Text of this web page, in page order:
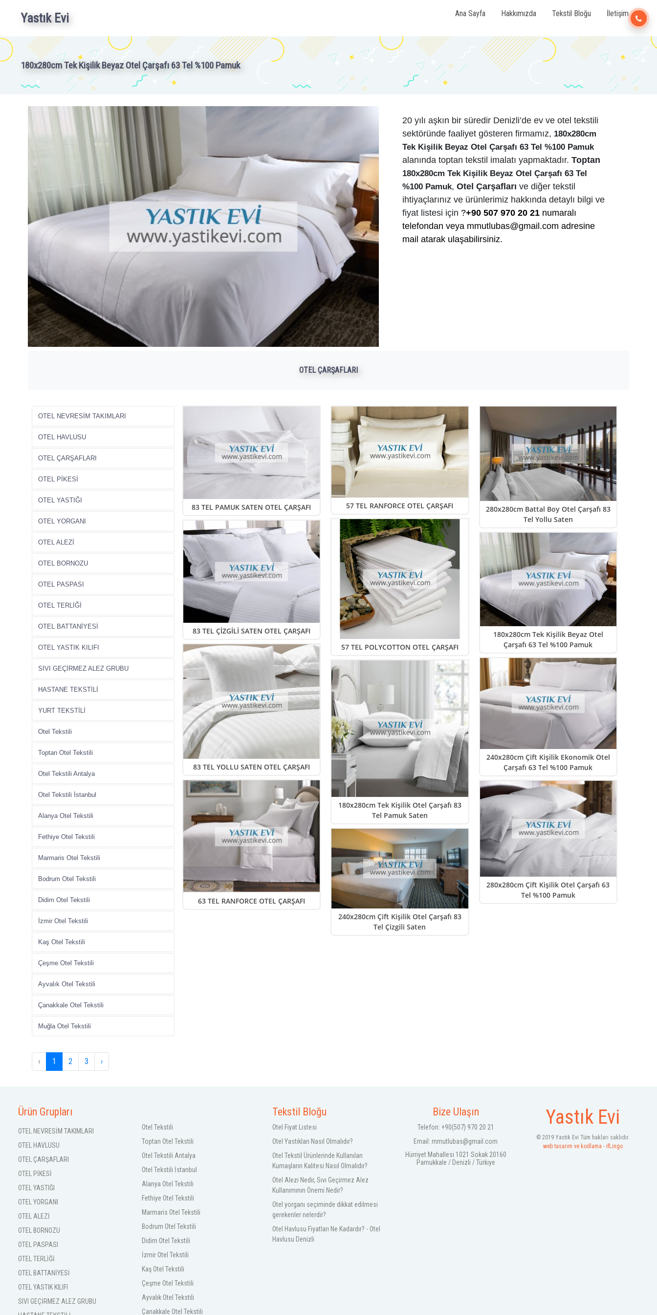
Yastık Evi Ana Sayfa Hakkımızda Tekstil Bloğu İletişim
180x280cm Tek Kişilik Beyaz Otel Çarşafı 63 Tel %100 Pamuk
20 yılı aşkın bir süredir Denizli’de ev ve otel tekstili
sektöründe faaliyet gösteren firmamız, 180x280cm
Tek Kişilik Beyaz Otel Çarşafı 63 Tel %100 Pamuk
alanında toptan tekstil imalatı yapmaktadır. Toptan
180x280cm Tek Kişilik Beyaz Otel Çarşafı 63 Tel
%100 Pamuk, Otel Çarşafları ve diğer tekstil
ihtiyaçlarınız ve ürünlerimiz hakkında detaylı bilgi ve
fiyat listesi için ?+90 507 970 20 21numaralı
telefondan veya mmutlubas@gmail.com adresine
mail atarak ulaşabilirsiniz.
OTEL ÇARŞAFLARI
OTEL NEVRESİM TAKIMLARI
OTEL HAVLUSU
OTEL ÇARŞAFLARI
OTEL PİKESİ
OTEL YASTIĞI
OTEL YORGANI
OTEL ALEZİ
OTEL BORNOZU
OTEL PASPASI
OTEL TERLİĞİ
OTEL BATTANİYESİ
OTEL YASTIK KILIFI
SIVI GEÇİRMEZ ALEZ GRUBU
HASTANE TEKSTİLİ
YURT TEKSTİLİ
Otel Tekstili
Toptan Otel Tekstili
Otel Tekstili Antalya
Otel Tekstili İstanbul
Alanya Otel Tekstili
Fethiye Otel Tekstili
Marmaris Otel Tekstili
Bodrum Otel Tekstili
Didim Otel Tekstili
İzmir Otel Tekstili
Kaş Otel Tekstili
Çeşme Otel Tekstili
Ayvalık Otel Tekstili
Çanakkale Otel Tekstili
Muğla Otel Tekstili
83 TEL PAMUK SATEN OTEL ÇARŞAFI
83 TEL ÇİZGİLİ SATEN OTEL ÇARŞAFI
83 TEL YOLLU SATEN OTEL ÇARŞAFI
63 TEL RANFORCE OTEL ÇARŞAFI
57 TEL RANFORCE OTEL ÇARŞAFI
57 TEL POLYCOTTON OTEL ÇARŞAFI
180x280cm Tek Kişilik Otel Çarşafı 83
Tel Pamuk Saten
240x280cm Çift Kişilik Otel Çarşafı 83
Tel Çizgili Saten
280x280cm Battal Boy Otel Çarşafı 83
Tel Yollu Saten
180x280cm Tek Kişilik Beyaz Otel
Çarşafı 63 Tel %100 Pamuk
240x280cm Çift Kişilik Ekonomik Otel
Çarşafı 63 Tel %100 Pamuk
280x280cm Çift Kişilik Otel Çarşafı 63
Tel %100 Pamuk
‹ 1 2 3 ›
Ürün Grupları
OTEL NEVRESİM TAKIMLARI
OTEL HAVLUSU
OTEL ÇARŞAFLARI
OTEL PİKESİ
OTEL YASTIĞI
OTEL YORGANI
OTEL ALEZİ
OTEL BORNOZU
OTEL PASPASI
OTEL TERLİĞİ
OTEL BATTANİYESİ
OTEL YASTIK KILIFI
SIVI GEÇİRMEZ ALEZ GRUBU
Otel Tekstili
Toptan Otel Tekstili
Otel Tekstili Antalya
Otel Tekstili İstanbul
Alanya Otel Tekstili
Fethiye Otel Tekstili
Marmaris Otel Tekstili
Bodrum Otel Tekstili
Didim Otel Tekstili
İzmir Otel Tekstili
Kaş Otel Tekstili
Çeşme Otel Tekstili
Ayvalık Otel Tekstili
Çanakkale Otel Tekstili
Tekstil Bloğu
Otel Fiyat Listesi
Otel Yastıkları Nasıl Olmalıdır?
Otel Tekstil Ürünlerinde Kullanılan
Kumaşların Kalitesi Nasıl Olmalıdır?
Otel Alezi Nedir, Sıvı Geçirmez Alez
Kullanımının Önemi Nedir?
Otel yorganı seçiminde dikkat edilmesi
gerekenler nelerdir?
Otel Havlusu Fiyatları Ne Kadardır? - Otel
Havlusu Denizli
Bize Ulaşın
Telefon: +90(507) 970 20 21
Email: mmutlubas@gmail.com
Hürriyet Mahallesi 1021 Sokak 20160
Pamukkale / Denizli / Türkiye
Yastık Evi
© 2019 Yastık Evi Tüm hakları saklıdır.
web tasarım ve kodlama - ifLingo